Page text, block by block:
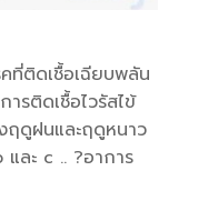
ที่ติดเชื้อเฉียบพลัน
รติดเชื้อไวรัสไข้
ฤดูฝนและฤดูหนาว
ละ c .. ?อาการ